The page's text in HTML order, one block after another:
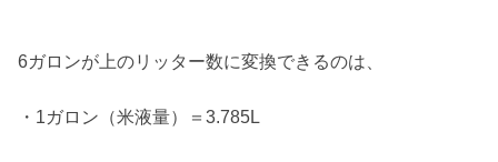
6ガロンが上のリッター数に変換できるのは、
・1ガロン（米液量）＝3.785L